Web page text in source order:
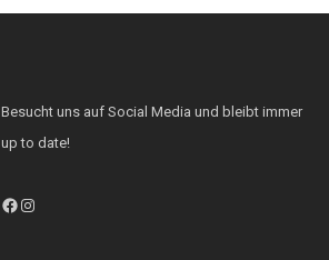
Besucht uns auf Social Media und bleibt immer
up to date!
Facebook